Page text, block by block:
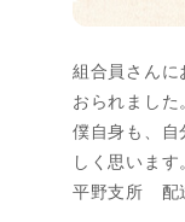
組合員さんに
おられました
僕自身も、自
しく思います
平野支所 配